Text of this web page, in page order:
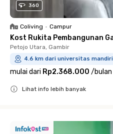
360
Coliving • Campur
Kost Rukita Pembangunan
Petojo Utara, Gambir
4.6 km dari universitas
mulai dari Rp2.368.000 /bulan
Lihat info lebih banyak